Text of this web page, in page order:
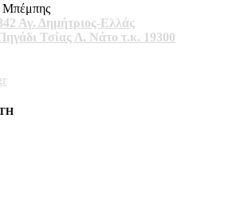
Μπέμπης
Αγ. Δημήτριος-Ελλάς
Τσίας Λ. Νάτο τ.κ. 19300